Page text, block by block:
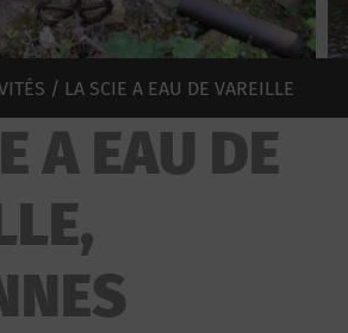
/ LA SCIE A EAU DE VAREILLE
A EAU DE